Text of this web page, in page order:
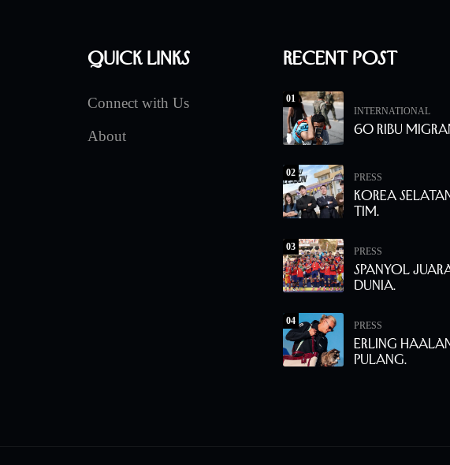
Quick Links
Connect with Us
About
Recent Post
01
INTERNATIONAL
60 Ribu
02 PRESS
Korea
Tim.
03 PRESS
Spanyol
Dunia.
04 PRESS
Erling
Pulang.